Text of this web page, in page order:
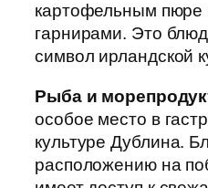
картофельным пюре
гарнирами. Это
символ ирландской
Рыба и
особое место в
культуре Дублина.
расположению на